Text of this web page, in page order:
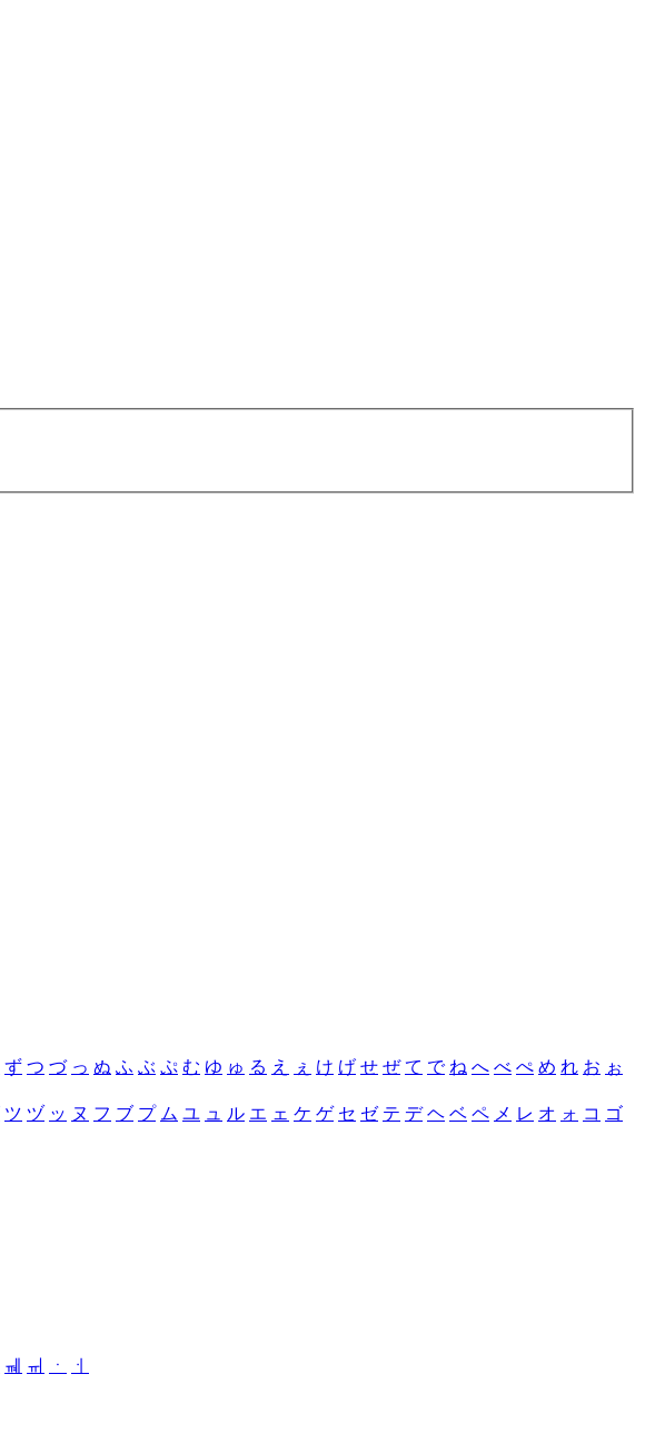
ず つ づ っ ぬ ふ ぶ ぷ む ゆ ゅ る え ぇ け げ せ ぜ て で ね へ べ ぺ め れ お ぉ
ツ ヅ ッ ヌ フ ブ プ ム ユ ュ ル エ ェ ケ ゲ セ ゼ テ デ ヘ ベ ペ メ レ オ ォ コ ゴ
ㆋ ㆌ ㆍ
ㆎ